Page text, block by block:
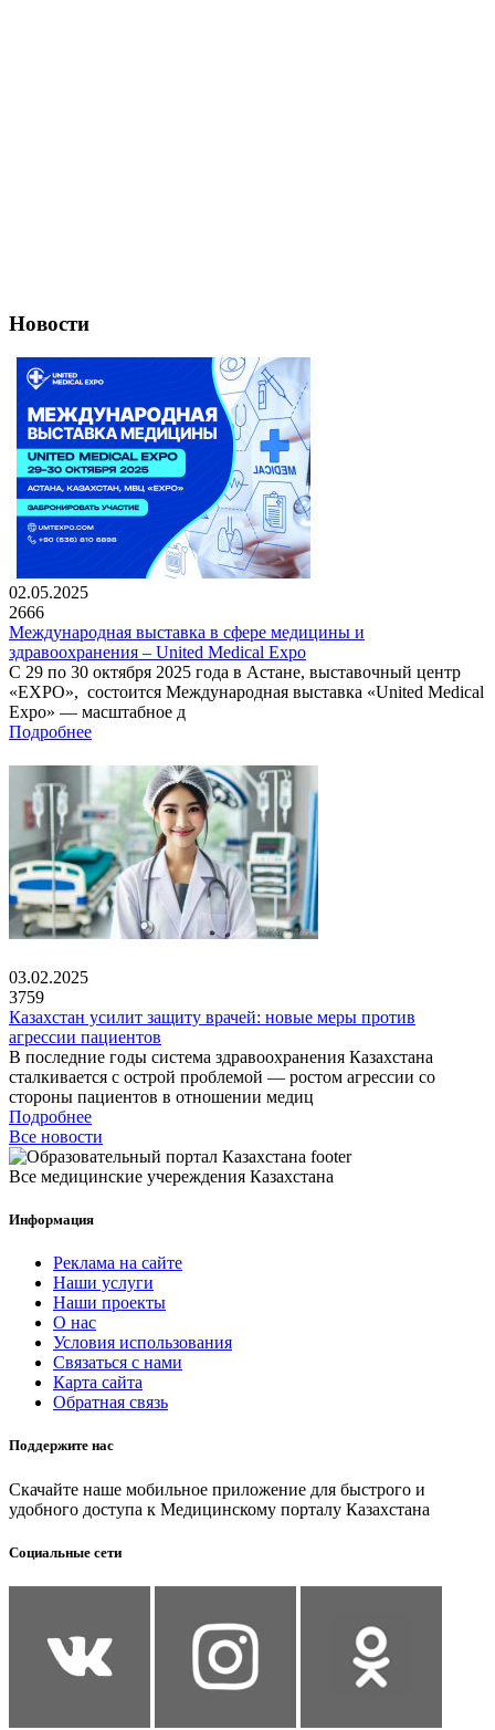
Новости
02.05.2025
2666
Международная выставка в сфере медицины и
здравоохранения – United Medical Expo
С 29 по 30 октября 2025 года в Астане, выставочный центр
«EXPO», состоится Международная выставка «United Medical
Expo» — масштабное д
Подробнее
03.02.2025
3759
Казахстан усилит защиту врачей: новые меры против
агрессии пациентов
В последние годы система здравоохранения Казахстана
сталкивается с острой проблемой — ростом агрессии со
стороны пациентов в отношении медиц
Подробнее
Все новости
Все медицинские учереждения Казахстана
Информация
Реклама на сайте
Наши услуги
Наши проекты
О нас
Условия использования
Связаться с нами
Карта сайта
Обратная связь
Поддержите нас
Скачайте наше мобильное приложение для быстрого и
удобного доступа к Медицинскому порталу Казахстана
Социальные сети